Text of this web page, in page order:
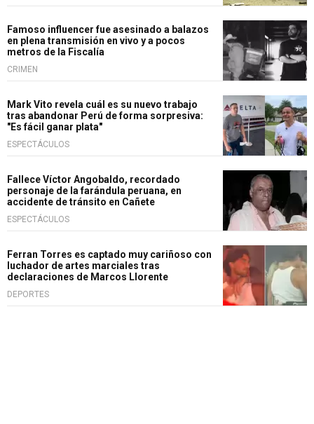
Famoso influencer fue asesinado a balazos
en plena transmisión en vivo y a pocos
metros de la Fiscalía
CRIMEN
Mark Vito revela cuál es su nuevo trabajo
tras abandonar Perú de forma sorpresiva:
"Es fácil ganar plata"
ESPECTÁCULOS
Fallece Víctor Angobaldo, recordado
personaje de la farándula peruana, en
accidente de tránsito en Cañete
ESPECTÁCULOS
Ferran Torres es captado muy cariñoso con
luchador de artes marciales tras
declaraciones de Marcos Llorente
DEPORTES